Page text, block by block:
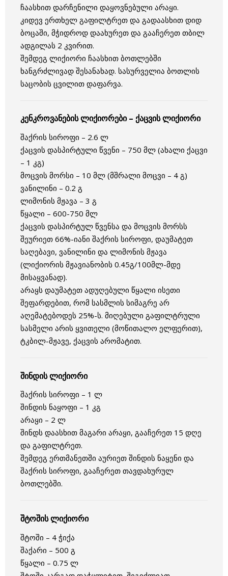
ჩაასხით დარჩენილი დაყოვნებული არაყი.
კიდევ ერთხელ გაფილტრეთ და გადაასხით დიდ
ბოცაში, მჭიდროდ დაახურეთ და გააჩერეთ თბილ
ადგილას 2 კვირით.
შემდეგ ლიქიორი ჩაასხით ბოთლებში
ხანგრძლივად შესანახად. სასურველია ბოთლის
საცობის ცვილით დაფარვა.
კენკროვანების ლიქიორები – ქაცვის ლიქიორი
შაქრის სიროფი – 2.6 ლ
ქაცვის დასპირტული წვენი – 750 მლ (ახალი ქაცვი
– 1 კგ)
მოცვის მორსი – 10 მლ (მშრალი მოცვი – 4 გ)
ვანილინი – 0.2 გ
ლიმონის მჟავა – 3 გ
წყალი – 600-750 მლ
ქაცვის დასპირტულ წვენსა და მოცვის მორსს
შეურიეთ 66%-იანი შაქრის სიროფი, დაუმატეთ
საღებავი, ვანილინი და ლიმონის მჟავა
(ლიქიორის მჟავიანობის 0.45გ/100მლ-მდე
მისაყვანად).
არაყს დაუმატეთ ადუღებული წყალი ისეთი
შეფარდებით, რომ სასმლის სიმაგრე არ
აღემატებოდეს 25%-ს. მიღებული გაფილტრული
სასმელი არის ყვითელი (მოწითალო ელფერით),
ტკბილ-მჟავე, ქაცვის არომატით.
შინდის ლიქიორი
შაქრის სიროფი – 1 ლ
შინდის ნაყოფი – 1 კგ
არაყი – 2 ლ
შინდს დაასხით მაგარი არაყი, გააჩერეთ 15 დღე
და გაფილტრეთ.
შემდეგ ერთმანეთში აურიეთ შინდის ნაყენი და
შაქრის სიროფი, გააჩერეთ თავდახურულ
ბოთლებში.
შტოშის ლიქიორი
შტოში – 4 ჭიქა
შაქარი – 500 გ
წყალი – 0.75 ლ